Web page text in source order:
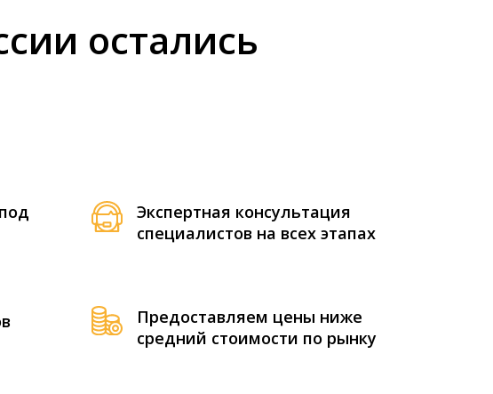
остались
Экспертная консультация
специалистов на всех этапах
Предоставляем цены ниже
средний стоимости по рынку